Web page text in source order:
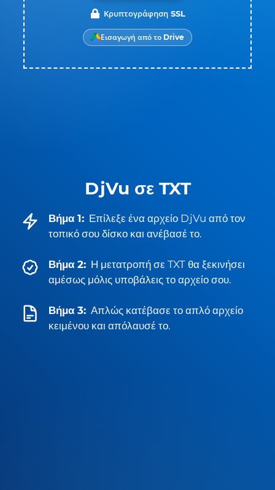
DjVu σε TXT
Βήμα 1: Επίλεξε ένα αρχείο DjVu από τον
τοπικό σου δίσκο και ανέβασέ το.
Βήμα 2: Η μετατροπή σε TXT θα ξεκινήσει
αμέσως μόλις υποβάλεις το αρχείο σου.
Βήμα 3: Απλώς κατέβασε το απλό αρχείο
κειμένου και απόλαυσέ το.
Κρυπτογράφηση SSL
Εισαγωγή από το Drive